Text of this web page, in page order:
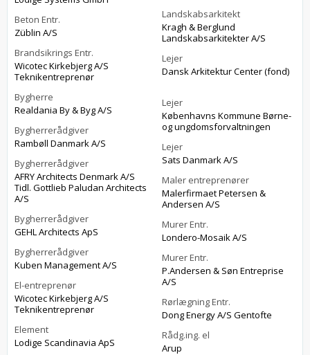
Beton Entr.
Züblin A/S
Brandsikrings Entr.
Wicotec Kirkebjerg A/S
Teknikentreprenør
Bygherre
Realdania By & Byg A/S
Bygherrerådgiver
Rambøll Danmark A/S
Bygherrerådgiver
AFRY Architects Denmark A/S
Tidl. Gottlieb Paludan Architects
A/S
Bygherrerådgiver
GEHL Architects ApS
Bygherrerådgiver
Kuben Management A/S
El-entreprenør
Wicotec Kirkebjerg A/S
Teknikentreprenør
Element
Lodige Scandinavia ApS
Landskabsarkitekt
Kragh & Berglund
Landskabsarkitekter A/S
Lejer
Dansk Arkitektur Center (fond)
Lejer
Københavns Kommune Børne-
og ungdomsforvaltningen
Lejer
Sats Danmark A/S
Maler entreprenører
Malerfirmaet Petersen &
Andersen A/S
Murer Entr.
Londero-Mosaik A/S
Murer Entr.
P.Andersen & Søn Entreprise
A/S
Rørlægning Entr.
Dong Energy A/S Gentofte
Rådg.ing. el
Arup